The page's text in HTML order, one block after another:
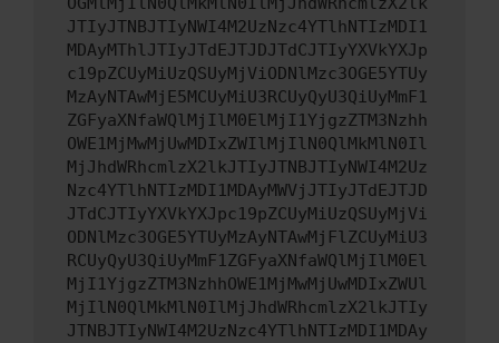
JTIyJTNBJTIyNWI4M2UzNzc4YTlhNTIzMDI1
MDAyMThlJTIyJTdEJTJDJTdCJTIyYXVkYXJp
c19pZCUyMiUzQSUyMjViODNlMzc3OGE5YTUy
MzAyNTAwMjE5MCUyMiU3RCUyQyU3QiUyMmF1
ZGFyaXNfaWQlMjIlM0ElMjI1YjgzZTM3Nzhh
OWE1MjMwMjUwMDIxZWIlMjIlN0QlMkMlN0Il
MjJhdWRhcmlzX2lkJTIyJTNBJTIyNWI4M2Uz
Nzc4YTlhNTIzMDI1MDAyMWVjJTIyJTdEJTJD
JTdCJTIyYXVkYXJpc19pZCUyMiUzQSUyMjVi
ODNlMzc3OGE5YTUyMzAyNTAwMjFlZCUyMiU3
RCUyQyU3QiUyMmF1ZGFyaXNfaWQlMjIlM0El
MjI1YjgzZTM3NzhhOWE1MjMwMjUwMDIxZWUl
MjIlN0QlMkMlN0IlMjJhdWRhcmlzX2lkJTIy
JTNBJTIyNWI4M2UzNzc4YTlhNTIzMDI1MDAy